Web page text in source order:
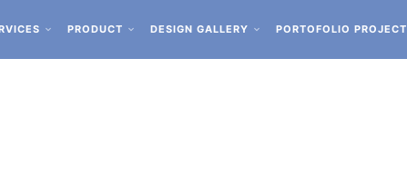
PRODUCT DESIGN GALLERY PORTOFOLIO PROJECT